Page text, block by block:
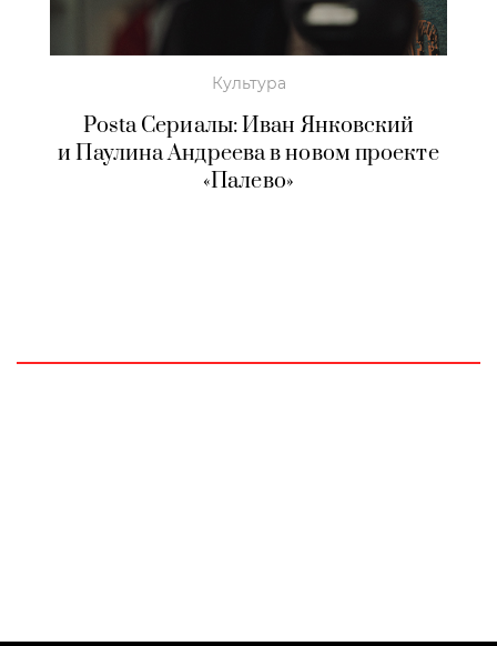
Культура
Posta Сериалы: Иван Янковский
и Паулина Андреева в новом проекте
«Палево»